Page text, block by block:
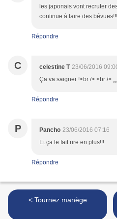
les japonais vont recruter
continue à faire des
Répondre
C celestine T 23/06/2016
Ça va saigner !<br /> <br />
Répondre
P Pancho 23/06/2016 07:16
Et ça le fait rire en plus!!!
Répondre
< Tournez manège